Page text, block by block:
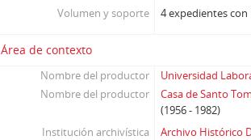
Volumen y soporte
4 expedientes
Área de contexto
Nombre del productor
Universidad
Nombre del productor
Casa de Santo
(1956 - 1982)
Institución archivística
Archivo Histórico